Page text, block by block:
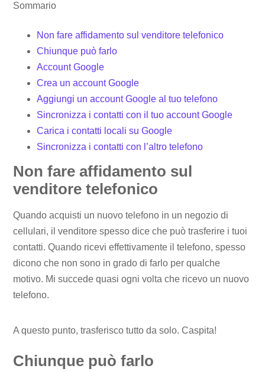
Sommario
Non fare affidamento sul venditore telefonico
Chiunque può farlo
Account Google
Crea un account Google
Aggiungi un account Google al tuo telefono
Sincronizza i contatti con il tuo account Google
Carica i contatti locali su Google
Sincronizza i contatti con l’altro telefono
Non fare affidamento sul
venditore telefonico
Quando acquisti un nuovo telefono in un negozio di
cellulari, il venditore spesso dice che può trasferire i tuoi
contatti. Quando ricevi effettivamente il telefono, spesso
dicono che non sono in grado di farlo per qualche
motivo. Mi succede quasi ogni volta che ricevo un nuovo
telefono.
A questo punto, trasferisco tutto da solo. Caspita!
Chiunque può farlo